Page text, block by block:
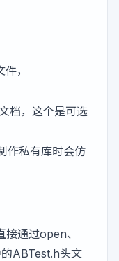
，
档，这个是可选
作私有库时会仿
通过open、
ABTest.h头文